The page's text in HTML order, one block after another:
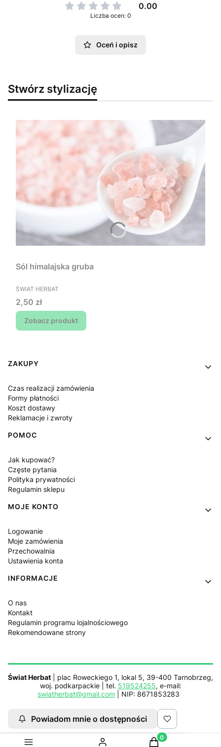
0.00
Liczba ocen: 0
Oceń i opisz
Stwórz stylizację
Sól himalajska gruba
PRODUCENT
ŚWIAT HERBAT
Cena
2,50 zł
Zobacz produkt
Linki w stopce
ZAKUPY
Czas realizacji zamówienia
Formy płatności
Koszt dostawy
Reklamacje i zwroty
POMOC
Jak kupować?
Częste pytania
Polityka prywatności
Regulamin sklepu
MOJE KONTO
Logowanie
Moje zamówienia
Przechowalnia
Ustawienia konta
INFORMACJE
O nas
Kontakt
Regulamin programu lojalnościowego
Rekomendowane strony
Świat Herbat | plac Roweckiego 1, lokal 5, 39-400 Tarnobrzeg,
woj. podkarpackie | tel. 519524255, e-mail:
swiatherbat@gmail.com | NIP: 8671853283
Sklep działa z pomocą Netplace.com.pl
Powiadom mnie o dostępności
Produkty w